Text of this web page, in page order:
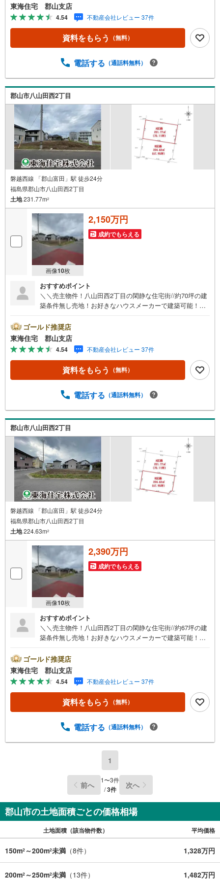
東海住宅 郡山支店
4.54 不動産会社レビュー 37件
資料をもらう （無料）
電話する （通話料無料）
郡山市八山田西2丁目
磐越西線 「郡山富田」駅 徒歩24分
福島県郡山市八山田西2丁目
土地231.77m2
画像10枚
2,150万円
成約でもらえる
おすすめポイント
＼＼売主物件！八山田西2丁目の閑静な住宅街//約70坪の建
築条件無し売地！お好きなハウスメーカーで建築可能！整
ち着きある住環境で夢のマイホーム！
ゴールド推奨店
東海住宅 郡山支店
4.54 不動産会社レビュー 37件
資料をもらう （無料）
電話する （通話料無料）
郡山市八山田西2丁目
磐越西線 「郡山富田」駅 徒歩24分
福島県郡山市八山田西2丁目
土地224.63m2
画像10枚
2,390万円
成約でもらえる
おすすめポイント
＼＼売主物件！八山田西2丁目の閑静な住宅街//約67坪の建
築条件無し売地！お好きなハウスメーカーで建築可能！整
ち着きある住環境で夢のマイホーム！
ゴールド推奨店
東海住宅 郡山支店
4.54 不動産会社レビュー 37件
資料をもらう （無料）
電話する （通話料無料）
1
前へ 1〜3件
/3件 次へ
郡山市の土地面積ごとの価格相場
土地面積（該当物件数） 平均価格
150m2 ～200m2未満 （8件） 1,328万円
200m2 ～250m2未満 （13件） 1,482万円